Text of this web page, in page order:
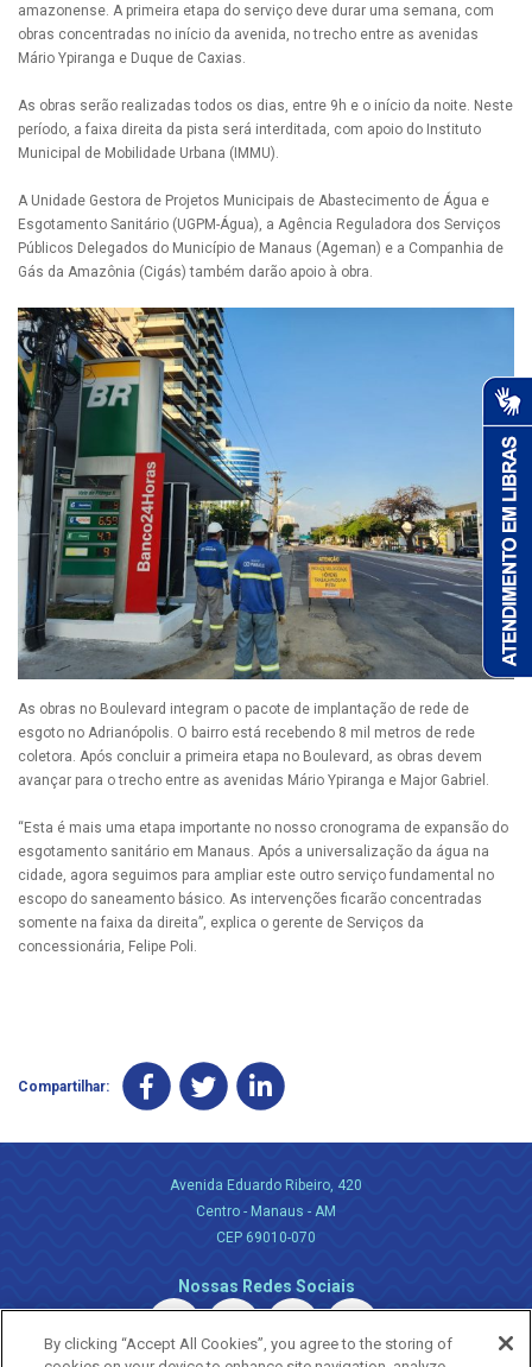
amazonense. A primeira etapa do serviço deve durar uma semana, com
obras concentradas no início da avenida, no trecho entre as avenidas
Mário Ypiranga e Duque de Caxias.
As obras serão realizadas todos os dias, entre 9h e o início da noite. Neste
período, a faixa direita da pista será interditada, com apoio do Instituto
Municipal de Mobilidade Urbana (IMMU).
A Unidade Gestora de Projetos Municipais de Abastecimento de Água e
Esgotamento Sanitário (UGPM-Água), a Agência Reguladora dos Serviços
Públicos Delegados do Município de Manaus (Ageman) e a Companhia de
Gás da Amazônia (Cigás) também darão apoio à obra.
As obras no Boulevard integram o pacote de implantação de rede de
esgoto no Adrianópolis. O bairro está recebendo 8 mil metros de rede
coletora. Após concluir a primeira etapa no Boulevard, as obras devem
avançar para o trecho entre as avenidas Mário Ypiranga e Major Gabriel.
“Esta é mais uma etapa importante no nosso cronograma de expansão do
esgotamento sanitário em Manaus. Após a universalização da água na
cidade, agora seguimos para ampliar este outro serviço fundamental no
escopo do saneamento básico. As intervenções ficarão concentradas
somente na faixa da direita”, explica o gerente de Serviços da
concessionária, Felipe Poli.
Compartilhar:
Avenida Eduardo Ribeiro, 420
Centro - Manaus - AM
CEP 69010-070
Nossas Redes Sociais
By clicking “Accept All Cookies”, you agree to the storing of